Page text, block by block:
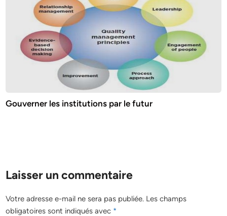
Gouverner les institutions par le futur
Laisser un commentaire
Votre adresse e-mail ne sera pas publiée. Les champs
obligatoires sont indiqués avec *